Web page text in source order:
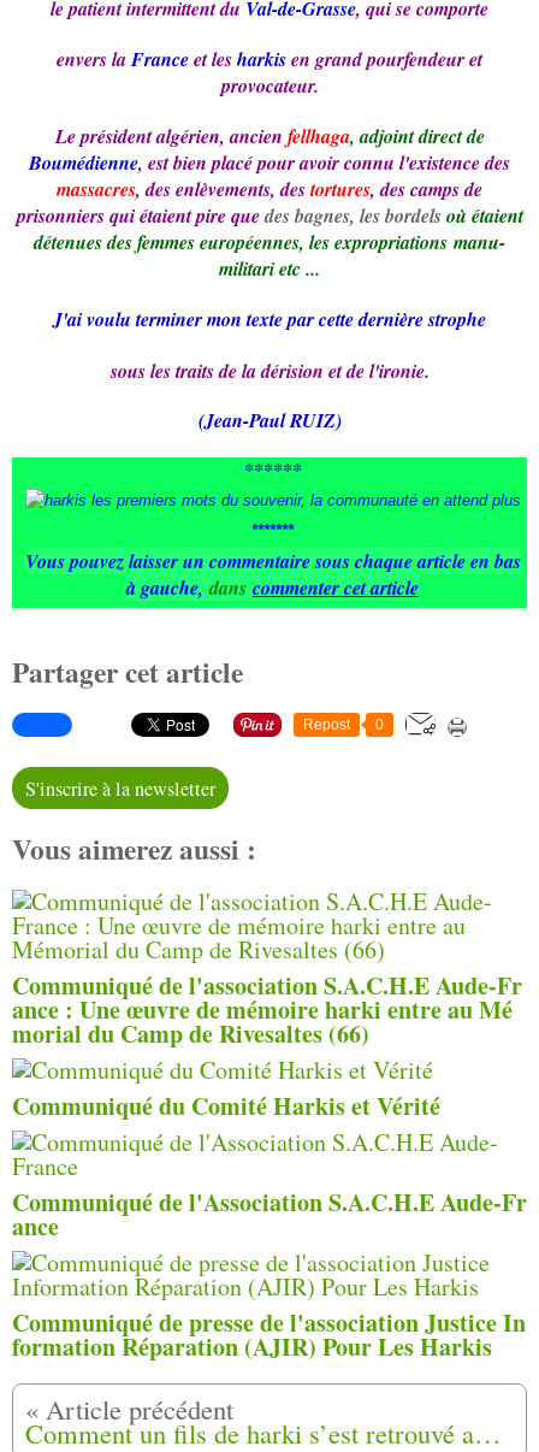
le patient intermittent du Val-de-Grasse, qui se comporte
envers laFranceet lesharkisen grand pourfendeur et
provocateur.
Le président algérien, ancien fellhaga, adjoint direct de
Boumédienne, est bien placé pour avoir connu l'existence des
massacres, des enlèvements, destortures, des camps de
prisonniers qui étaient pire quedes bagnes, les bordelsoù étaient
détenues des femmes européennes, les expropriations manu-
militari etc ...
J'ai voulu terminer mon texte par cette dernière strophe
sous les traits de la dérision et de l'ironie.
(Jean-Paul RUIZ)
******
*******
Vous pouvez laisser un commentaire sous chaque article en bas
à gauche, dans commenter cet article
Partager cet article
Repost 0
S'inscrire à la newsletter
Vous aimerez aussi :
Communiqué de l'association S.A.C.H.E Aude-Fr
ance : Une œuvre de mémoire harki entre au Mé
morial du Camp de Rivesaltes (66)
Communiqué du Comité Harkis et Vérité
Communiqué de l'Association S.A.C.H.E Aude-Fr
ance
Communiqué de presse de l'association Justice In
formation Réparation (AJIR) Pour Les Harkis
Comment un fils de harki s’est retrouvé apatride… sans le savoir ( 59 )